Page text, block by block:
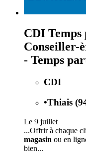
CDI
Conseiller-
- Temps
CDI
•Thiais
Le 9 juillet
...Offrir à chaque
magasin ou en
bien...